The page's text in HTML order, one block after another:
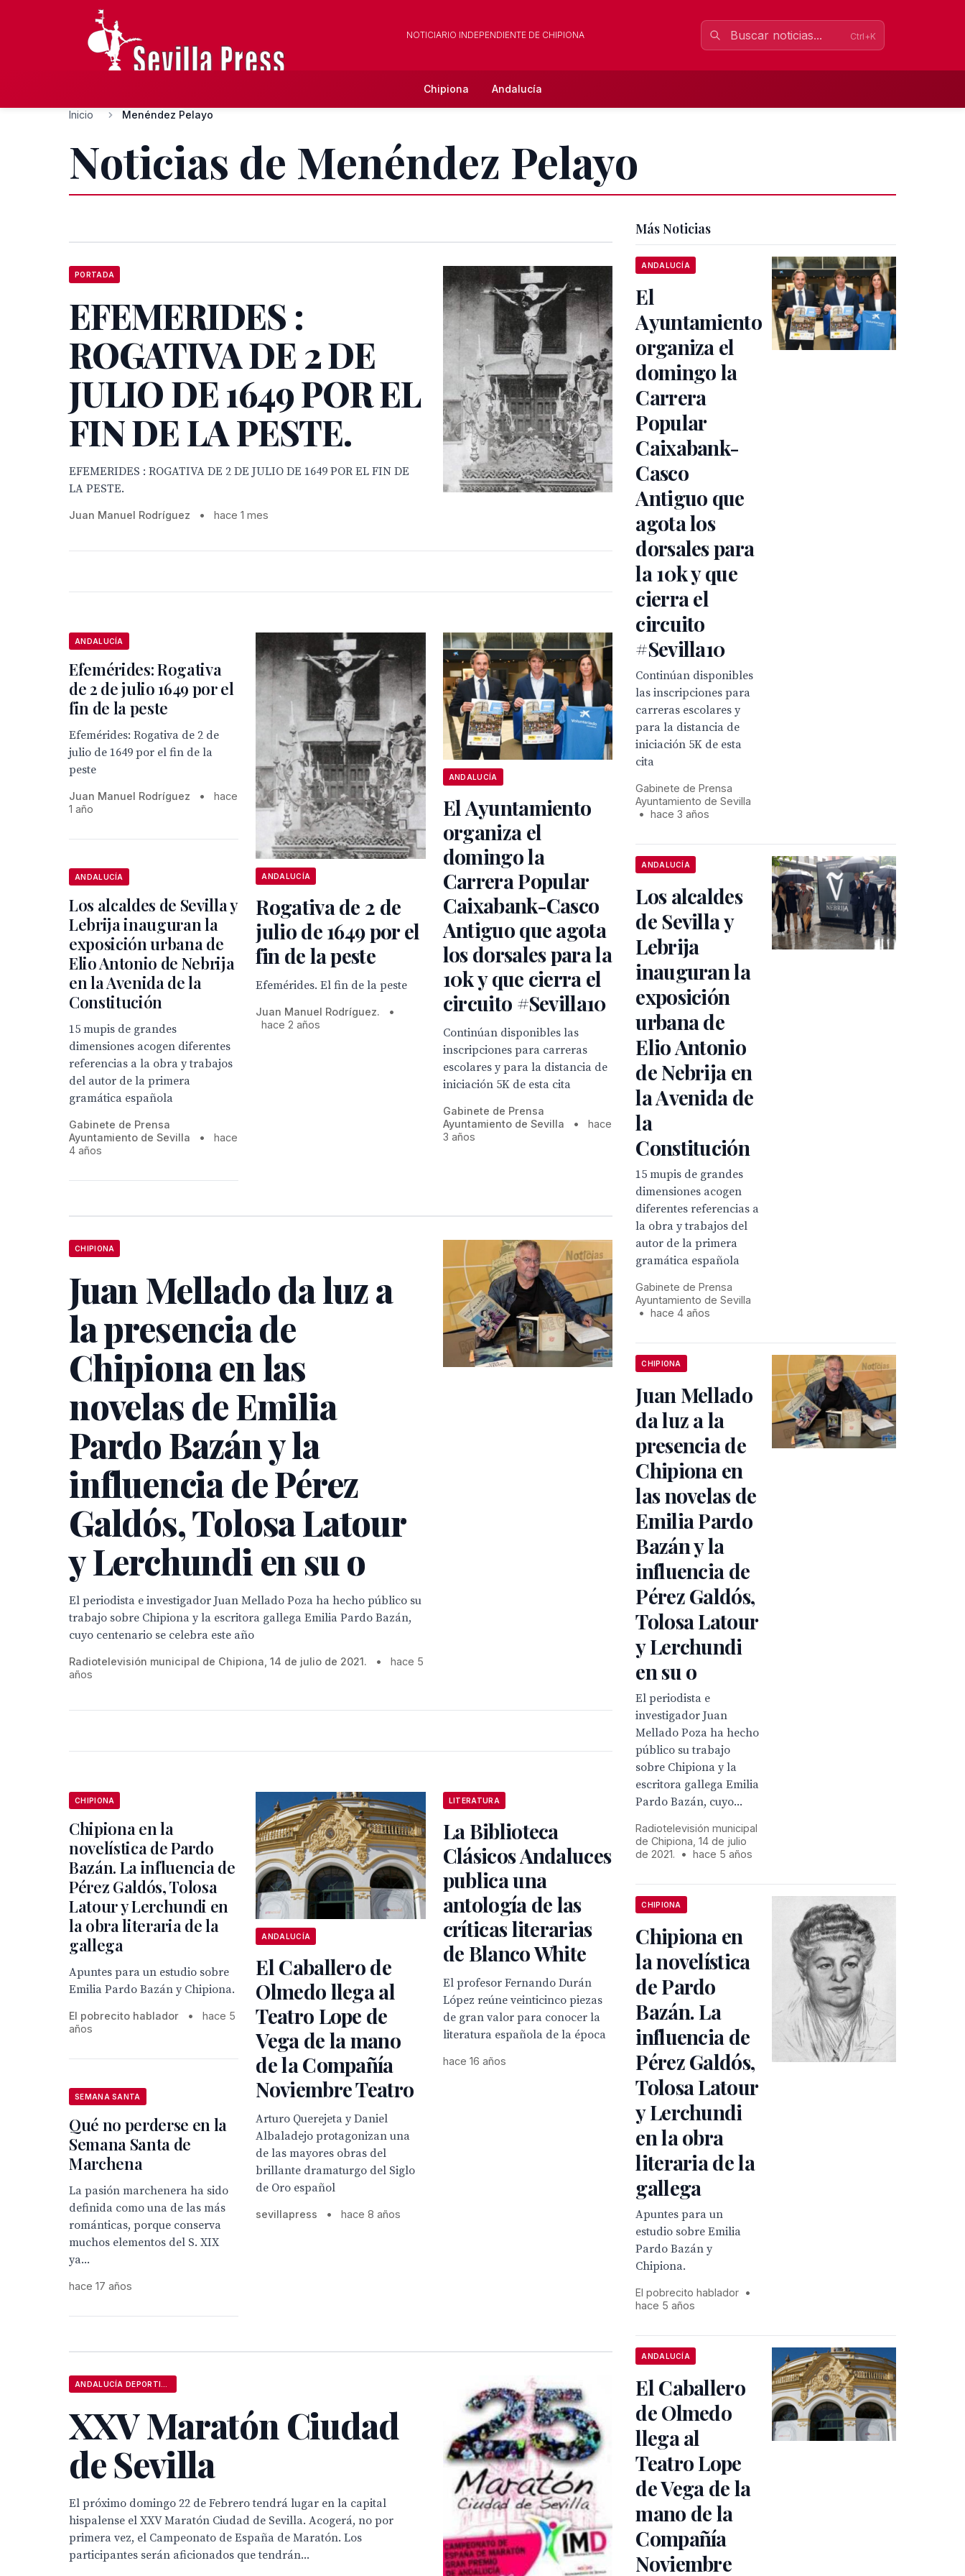
NOTICIARIO INDEPENDIENTE DE CHIPIONA Ctrl+K
Chipiona Andalucía
Inicio Menéndez Pelayo
Noticias de Menéndez Pelayo
PORTADA
EFEMERIDES :
ROGATIVA DE 2 DE
JULIO DE 1649 POR EL
FIN DE LA PESTE.
EFEMERIDES : ROGATIVA DE 2 DE JULIO DE 1649 POR EL FIN DE
LA PESTE.
Juan Manuel Rodríguez • hace 1 mes
ANDALUCÍA
Efemérides: Rogativa
de 2 de julio 1649 por el
fin de la peste
Efemérides: Rogativa de 2 de
julio de 1649 por el fin de la
peste
Juan Manuel Rodríguez •
hace
1 año
ANDALUCÍA
Rogativa de 2 de
julio de 1649 por el
fin de la peste
Efemérides. El fin de la peste
Juan Manuel Rodríguez.
•
hace 2 años
ANDALUCÍA
El Ayuntamiento
organiza el
domingo la
Carrera Popular
Caixabank-Casco
Antiguo que agota
los dorsales para la
10k y que cierra el
circuito #Sevilla10
Continúan disponibles las
inscripciones para carreras
escolares y para la distancia de
iniciación 5K de esta cita
Gabinete de Prensa
Ayuntamiento de Sevilla
•
hace
3 años
ANDALUCÍA
Los alcaldes de Sevilla y
Lebrija inauguran la
exposición urbana de
Elio Antonio de Nebrija
en la Avenida de la
Constitución
15 mupis de grandes
dimensiones acogen diferentes
referencias a la obra y trabajos
del autor de la primera
gramática española
Gabinete de Prensa
Ayuntamiento de Sevilla
•
hace
4 años
CHIPIONA
Juan Mellado da luz a
la presencia de
Chipiona en las
novelas de Emilia
Pardo Bazán y la
influencia de Pérez
Galdós, Tolosa Latour
y Lerchundi en su o
El periodista e investigador Juan Mellado Poza ha hecho público su
trabajo sobre Chipiona y la escritora gallega Emilia Pardo Bazán,
cuyo centenario se celebra este año
Radiotelevisión municipal de Chipiona, 14 de julio de 2021. •
hace 5
años
CHIPIONA
Chipiona en la
novelística de Pardo
Bazán. La influencia de
Pérez Galdós, Tolosa
Latour y Lerchundi en
la obra literaria de la
gallega
Apuntes para un estudio sobre
Emilia Pardo Bazán y Chipiona.
El pobrecito hablador •
hace 5
años
ANDALUCÍA
El Caballero de
Olmedo llega al
Teatro Lope de
Vega de la mano
de la Compañía
Noviembre Teatro
Arturo Querejeta y Daniel
Albaladejo protagonizan una
de las mayores obras del
brillante dramaturgo del Siglo
de Oro español
sevillapress • hace 8 años
LITERATURA
La Biblioteca
Clásicos Andaluces
publica una
antología de las
críticas literarias
de Blanco White
El profesor Fernando Durán
López reúne veinticinco piezas
de gran valor para conocer la
literatura española de la época
hace 16 años
SEMANA SANTA
Qué no perderse en la
Semana Santa de
Marchena
La pasión marchenera ha sido
definida como una de las más
románticas, porque conserva
muchos elementos del S. XIX
ya...
hace 17 años
XXV Maratón Ciudad
de Sevilla
El próximo domingo 22 de Febrero tendrá lugar en la capital
hispalense el XXV Maratón Ciudad de Sevilla. Acogerá, no por
primera vez, el Campeonato de España de Maratón. Los
participantes serán aficionados que tendrán...
Más Noticias
ANDALUCÍA
El
Ayuntamiento
organiza el
domingo la
Carrera
Popular
Caixabank-
Casco
Antiguo que
agota los
dorsales para
la 10k y que
cierra el
circuito
#Sevilla10
Continúan disponibles
las inscripciones para
carreras escolares y
para la distancia de
iniciación 5K de esta
cita
Gabinete de Prensa
Ayuntamiento de Sevilla
•
hace 3 años
ANDALUCÍA
Los alcaldes
de Sevilla y
Lebrija
inauguran la
exposición
urbana de
Elio Antonio
de Nebrija en
la Avenida de
la
Constitución
15 mupis de grandes
dimensiones acogen
diferentes referencias a
la obra y trabajos del
autor de la primera
gramática española
Gabinete de Prensa
Ayuntamiento de Sevilla
•
hace 4 años
CHIPIONA
Juan Mellado
da luz a la
presencia de
Chipiona en
las novelas de
Emilia Pardo
Bazán y la
influencia de
Pérez Galdós,
Tolosa Latour
y Lerchundi
en su o
El periodista e
investigador Juan
Mellado Poza ha hecho
público su trabajo
sobre Chipiona y la
escritora gallega Emilia
Pardo Bazán, cuyo...
Radiotelevisión municipal
de Chipiona, 14 de julio
de 2021.
• hace 5 años
CHIPIONA
Chipiona en
la novelística
de Pardo
Bazán. La
influencia de
Pérez Galdós,
Tolosa Latour
y Lerchundi
en la obra
literaria de la
gallega
Apuntes para un
estudio sobre Emilia
Pardo Bazán y
Chipiona.
El pobrecito hablador •
hace 5 años
ANDALUCÍA
El Caballero
de Olmedo
llega al
Teatro Lope
de Vega de la
mano de la
Compañía
Noviembre